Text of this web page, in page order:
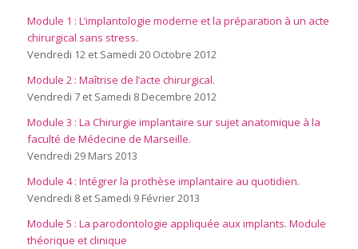
Module 1 : L’implantologie moderne et la préparation à un acte
chirurgical sans stress.
Vendredi 12 et Samedi 20 Octobre 2012
Module 2 : Maîtrise de l’acte chirurgical.
Vendredi 7 et Samedi 8 Decembre 2012
Module 3 : La Chirurgie implantaire sur sujet anatomique à la
faculté de Médecine de Marseille.
Vendredi 29 Mars 2013
Module 4 : Intégrer la prothèse implantaire au quotidien.
Vendredi 8 et Samedi 9 Février 2013
Module 5 : La parodontologie appliquée aux implants. Module
théorique et clinique